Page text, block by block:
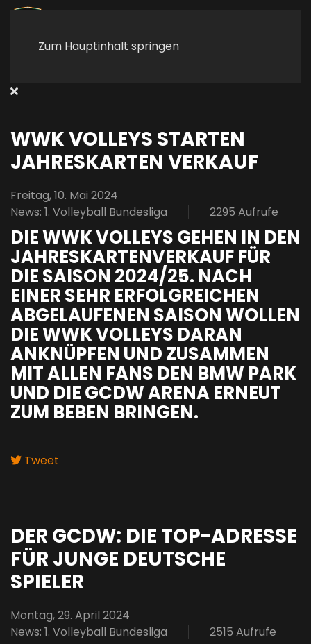
Zum Hauptinhalt springen
WWK VOLLEYS STARTEN
JAHRESKARTEN VERKAUF
Freitag, 10. Mai 2024
News: 1. Volleyball Bundesliga
2295 Aufrufe
DIE WWK VOLLEYS GEHEN IN DEN
JAHRESKARTENVERKAUF FÜR
DIE SAISON 2024/25. NACH
EINER SEHR ERFOLGREICHEN
ABGELAUFENEN SAISON WOLLEN
DIE WWK VOLLEYS DARAN
ANKNÜPFEN UND ZUSAMMEN
MIT ALLEN FANS DEN BMW PARK
UND DIE GCDW ARENA ERNEUT
ZUM BEBEN BRINGEN.
Tweet
DER GCDW: DIE TOP-ADRESSE
FÜR JUNGE DEUTSCHE
SPIELER
Montag, 29. April 2024
News: 1. Volleyball Bundesliga
2515 Aufrufe